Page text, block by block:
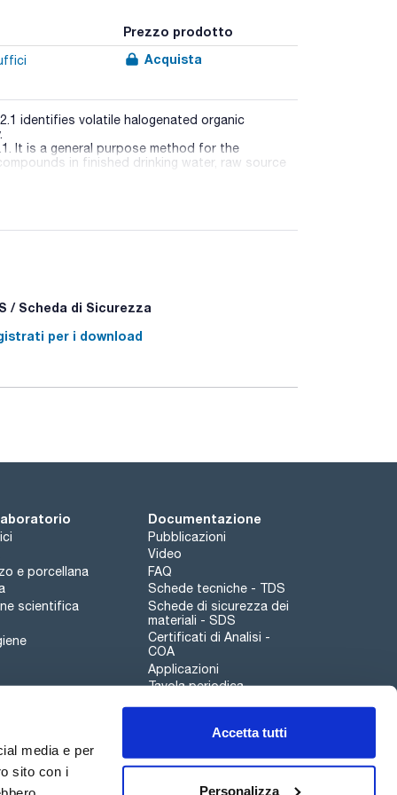
media e per
sito con i
Accetta tutti
Personalizza
Prezzo prodotto
Acquista
identifies volatile halogenated organic
It is a general purpose method for the
in finished drinking water, raw source
/ Scheda di Sicurezza
per i download
e porcellana
scientifica
Documentazione
Pubblicazioni
Video
FAQ
Schede tecniche - TDS
Schede di sicurezza dei
materiali - SDS
Certificati di Analisi -
COA
Applicazioni
Tavola periodica
Canale di segnalazioni